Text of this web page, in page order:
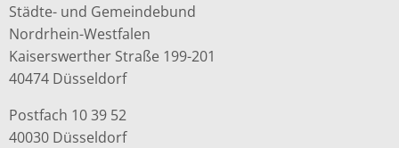
Städte- und Gemeindebund
Nordrhein-Westfalen
Kaiserswerther Straße 199-201
40474 Düsseldorf
Postfach 10 39 52
40030 Düsseldorf